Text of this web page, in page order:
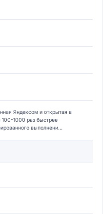
Яндексом и открытая в
100-1000 раз быстрее
выполнени...